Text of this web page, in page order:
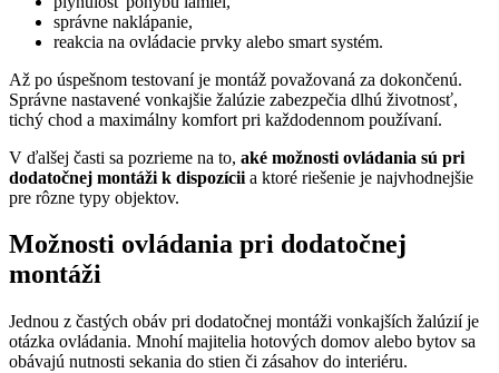
správne naklápanie,
reakcia na ovládacie prvky alebo smart systém.
Až po úspešnom testovaní je montáž považovaná za dokončenú.
Správne nastavené vonkajšie žalúzie zabezpečia dlhú životnosť,
tichý chod a maximálny komfort pri každodennom používaní.
V ďalšej časti sa pozrieme na to, aké možnosti ovládania sú pri
dodatočnej montáži k dispozícii a ktoré riešenie je najvhodnejšie
pre rôzne typy objektov.
Možnosti ovládania pri dodatočnej
montáži
Jednou z častých obáv pri dodatočnej montáži vonkajších žalúzií je
otázka ovládania. Mnohí majitelia hotových domov alebo bytov sa
obávajú nutnosti sekania do stien či zásahov do interiéru.